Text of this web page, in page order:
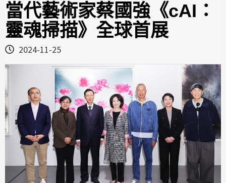
當代藝術家蔡國強《cAI：
靈魂掃描》全球首展
2024-11-25